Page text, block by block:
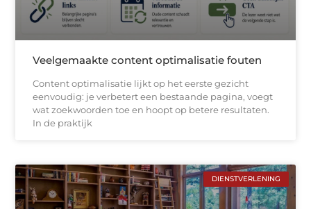
Veelgemaakte content optimalisatie fouten
Content optimalisatie lijkt op het eerste gezicht
eenvoudig: je verbetert een bestaande pagina, voegt
wat zoekwoorden toe en hoopt op betere resultaten.
In de praktijk
DIENSTVERLENING